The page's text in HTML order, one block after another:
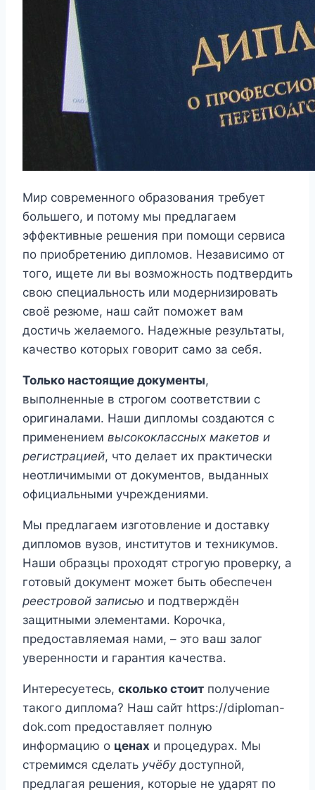
Мир современного образования требует
большего, и потому мы предлагаем
эффективные решения при помощи сервиса
по приобретению дипломов. Независимо от
того, ищете ли вы возможность подтвердить
свою специальность или модернизировать
своё резюме, наш сайт поможет вам
достичь желаемого. Надежные результаты,
качество которых говорит само за себя.
Только настоящие документы,
выполненные в строгом соответствии с
оригиналами. Наши дипломы создаются с
применением высококлассных макетов и
регистрацией, что делает их практически
неотличимыми от документов, выданных
официальными учреждениями.
Мы предлагаем изготовление и доставку
дипломов вузов, институтов и техникумов.
Наши образцы проходят строгую проверку, а
готовый документ может быть обеспечен
реестровой записью и подтверждён
защитными элементами. Корочка,
предоставляемая нами, – это ваш залог
уверенности и гарантия качества.
Интересуетесь, сколько стоит получение
такого диплома? Наш сайт https://diploman-
dok.com предоставляет полную
информацию о ценах и процедурах. Мы
стремимся сделать учёбудоступной,
предлагая решения, которые не ударят по